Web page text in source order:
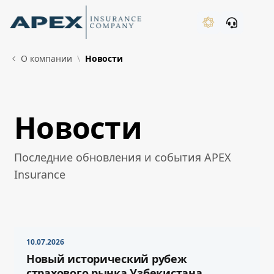
Skip to Main Content
О компании Новости
Новости
Последние обновления и события APEX
Insurance
10.07.2026
Новый исторический рубеж
New
What's New